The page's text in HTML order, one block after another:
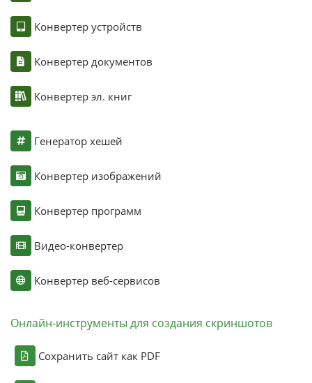
Конвертер устройств
Конвертер документов
Конвертер эл. книг
Генератор хешей
Конвертер изображений
Конвертер программ
Видео-конвертер
Конвертер веб-сервисов
Онлайн-инструменты для создания скриншотов
Сохранить сайт как PDF